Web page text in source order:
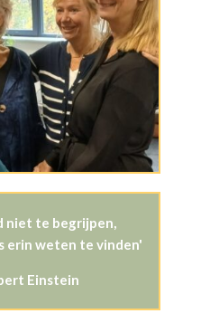
niet te begrijpen,
erin weten te vinden'
Einstein